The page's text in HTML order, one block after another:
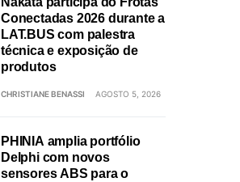
Conectadas 2026 durante a
LAT.BUS com palestra
técnica e exposição de
produtos
CHRISTIANE BENASSI AGOSTO 5, 2026
PHINIA amplia portfólio
Delphi com novos
sensores ABS para o